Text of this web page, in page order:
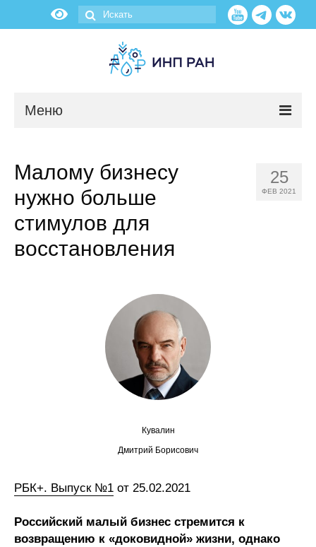
Меню
Научные подразделения
Сотрудники
Отчетность
Противодействие коррупции
Материалы для СМИ
Научная жизнь
Издания
25
ФЕВ 2021
Малому бизнесу
нужно больше
стимулов для
восстановления
Кувалин
Дмитрий Борисович
РБК+. Выпуск №1 от 25.02.2021
Российский малый бизнес стремится к
возвращению к «доковидной» жизни, однако